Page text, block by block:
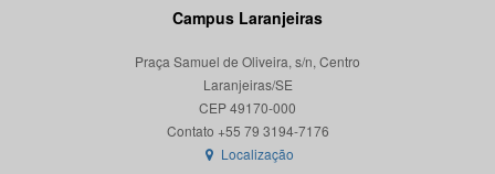
Campus Laranjeiras
Praça Samuel de Oliveira, s/n, Centro
Laranjeiras/SE
CEP 49170-000
Localização